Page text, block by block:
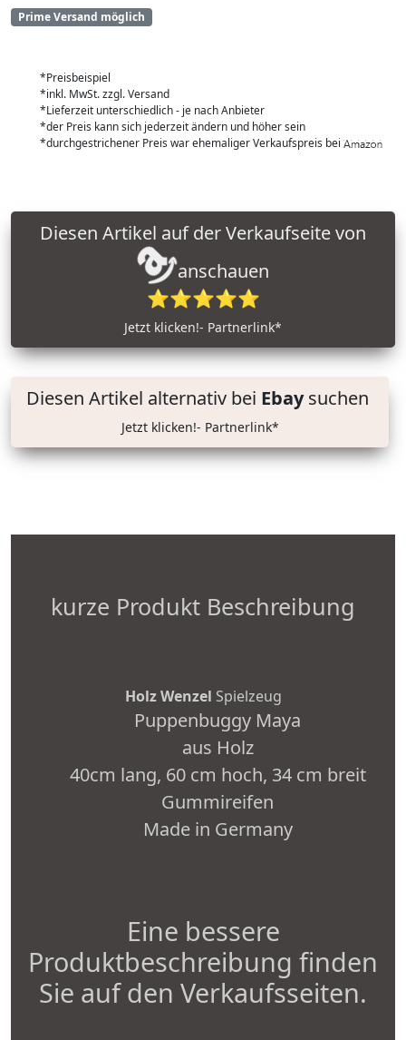
Prime Versand möglich
*Preisbeispiel
*inkl. MwSt. zzgl. Versand
*Lieferzeit unterschiedlich - je nach Anbieter
*der Preis kann sich jederzeit ändern und höher sein
*durchgestrichener Preis war ehemaliger Verkaufspreis bei
anschauen
⭐⭐⭐⭐⭐
Jetzt klicken!- Partnerlink*
Diesen Artikel alternativ bei Ebaysuchen
Jetzt klicken!- Partnerlink*
kurze Produkt Beschreibung
Holz Wenzel Spielzeug
Puppenbuggy Maya
aus Holz
40cm lang, 60 cm hoch, 34 cm breit
Gummireifen
Made in Germany
Eine bessere
Produktbeschreibung finden
Sie auf den Verkaufsseiten.